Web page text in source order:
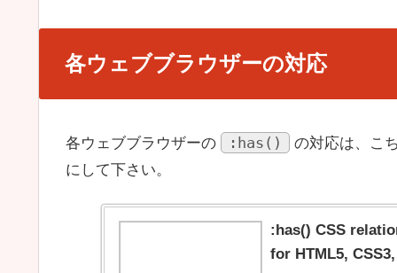
各ウェブブラウザーの対応
各ウェブブラウザーの :has()
の対応は、こ
にして下さい。
:has() CSS
for HTML5,